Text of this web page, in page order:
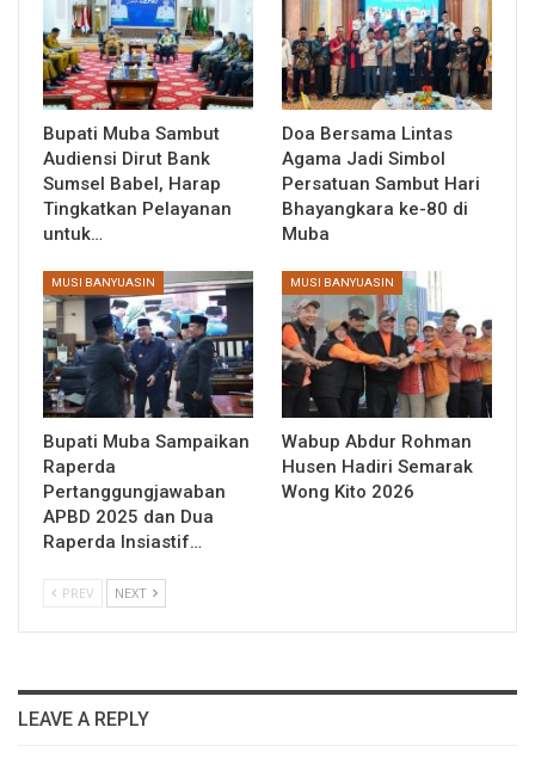
Bupati Muba Sambut
Audiensi Dirut Bank
Sumsel Babel, Harap
Tingkatkan Pelayanan
untuk…
Doa Bersama Lintas
Agama Jadi Simbol
Persatuan Sambut Hari
Bhayangkara ke-80 di
Muba
MUSI BANYUASIN
Bupati Muba Sampaikan
Raperda
Pertanggungjawaban
APBD 2025 dan Dua
Raperda Insiastif…
MUSI BANYUASIN
Wabup Abdur Rohman
Husen Hadiri Semarak
Wong Kito 2026
PREV NEXT
LEAVE A REPLY